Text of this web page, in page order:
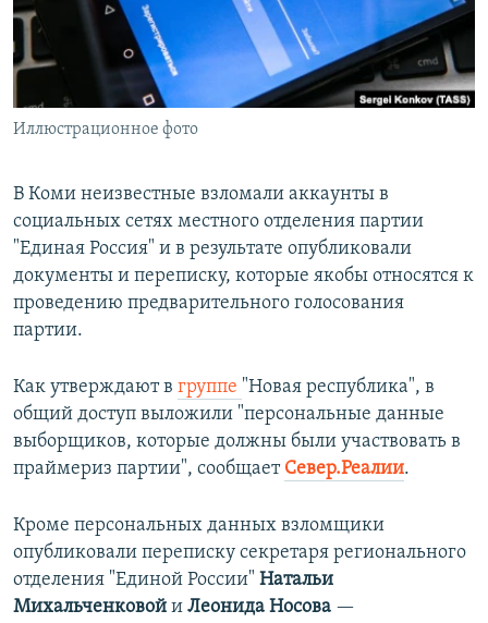
ПОБЕДИТЕЛЕЙ НЕ СУДЯТ?
КРЫМ.НЕПОКОРЕННЫЙ
ELIFBE
УКРАИНСКАЯ ПРОБЛЕМА КРЫМА
ПРИСОЕДИНЯЙТЕСЬ!
Иллюстрационное фото
В Коми неизвестные взломали аккаунты в
социальных сетях местного отделения партии
"Единая Россия" и в результате опубликовали
документы и переписку, которые якобы относятся к
проведению предварительного голосования
партии.
Как утверждают в группе "Новая республика", в
общий доступ выложили "персональные данные
выборщиков, которые должны были участвовать в
праймериз партии", сообщает Север.Реалии.
Кроме персональных данных взломщики
опубликовали переписку секретаря регионального
отделения "Единой России" Натальи
Михальченковой и Леонида Носова —